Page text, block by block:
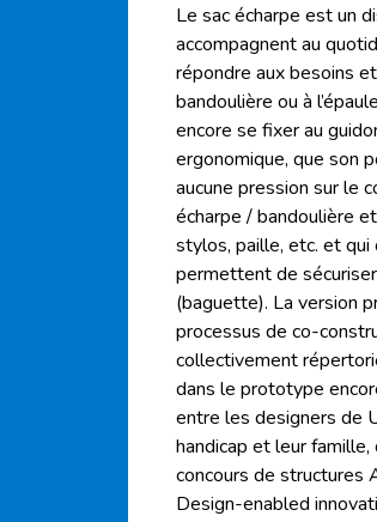
Le sac écharpe est un
accompagnent au
répondre aux besoins
bandoulière ou à
encore se fixer au
ergonomique, que son
aucune pression sur le
écharpe / bandoulière
stylos, paille, etc. et qui
permettent de
(baguette). La version
processus de co-
collectivement
dans le prototype
entre les designers de
handicap et leur
concours de structures
Design-enabled